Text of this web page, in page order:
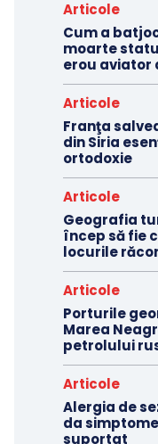
Articole
Cum a
moarte
erou aviator
Articole
Franţa
din Siria
ortodoxie
Articole
Geografia
încep să fie
locurile
Articole
Porturile
Marea
petrolului
Articole
Alergia de
da
suportat